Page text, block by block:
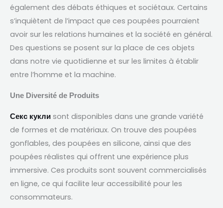
également des débats éthiques et sociétaux. Certains
s’inquiètent de l’impact que ces poupées pourraient
avoir sur les relations humaines et la société en général.
Des questions se posent sur la place de ces objets
dans notre vie quotidienne et sur les limites à établir
entre l’homme et la machine.
Une Diversité de Produits
Секс кукли sont disponibles dans une grande variété
de formes et de matériaux. On trouve des poupées
gonflables, des poupées en silicone, ainsi que des
poupées réalistes qui offrent une expérience plus
immersive. Ces produits sont souvent commercialisés
en ligne, ce qui facilite leur accessibilité pour les
consommateurs.